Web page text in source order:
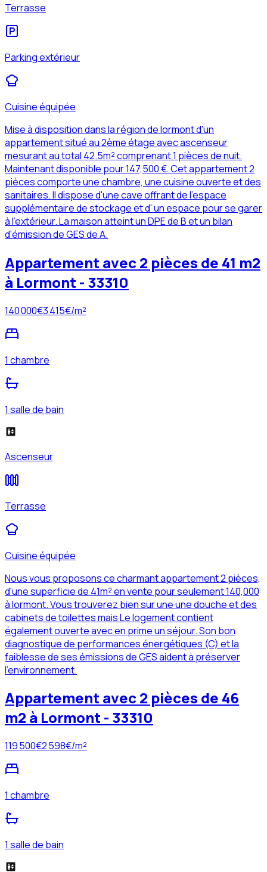
Terrasse
Parking extérieur
Cuisine équipée
Mise à disposition dans la région de lormont d'un
appartement situé au 2ème étage avec ascenseur
mesurant au total 42.5m² comprenant 1 pièces de nuit.
Maintenant disponible pour 147,500 €. Cet appartement 2
pièces comporte une chambre, une cuisine ouverte et des
sanitaires. Il dispose d'une cave offrant de l'espace
supplémentaire de stockage et d' un espace pour se garer
à l'extérieur. La maison atteint un DPE de B et un bilan
d'émission de GES de A.
Appartement avec 2 pièces de 41 m2
à Lormont - 33310
140 000€3 415€/m²
1 chambre
1 salle de bain
Ascenseur
Terrasse
Cuisine équipée
Nous vous proposons ce charmant appartement 2 pièces,
d'une superficie de 41m² en vente pour seulement 140,000
à lormont. Vous trouverez bien sur une une douche et des
cabinets de toilettes mais Le logement contient
également ouverte avec en prime un séjour. Son bon
diagnostique de performances énergétiques (C) et la
faiblesse de ses émissions de GES aident à préserver
l'environnement.
Appartement avec 2 pièces de 46
m2 à Lormont - 33310
119 500€2 598€/m²
1 chambre
1 salle de bain